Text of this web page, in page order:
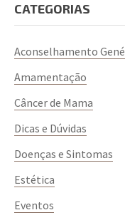
CATEGORIAS
Aconselhamento
Amamentação
Câncer de Mama
Dicas e Dúvidas
Doenças e Sintomas
Estética
Eventos